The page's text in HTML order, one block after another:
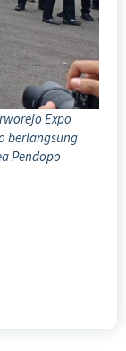
Expo
berlangsung
Pendopo